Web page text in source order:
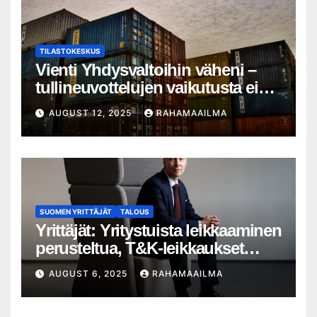
TILASTOKESKUS
Vienti Yhdysvaltoihin väheni –
tullineuvottelujen vaikutusta ei
silti näy
AUGUST 12, 2025 RAHAMAAILMA
SUOMEN YRITTÄJÄT TALOUS
Yrittäjät: Yritystuista leikkaaminen
perusteltua, T&K-leikkaukset
lyhytnäköistä kasvupolitiikkaa
AUGUST 6, 2025 RAHAMAAILMA